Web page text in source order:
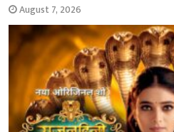
August 7, 2026